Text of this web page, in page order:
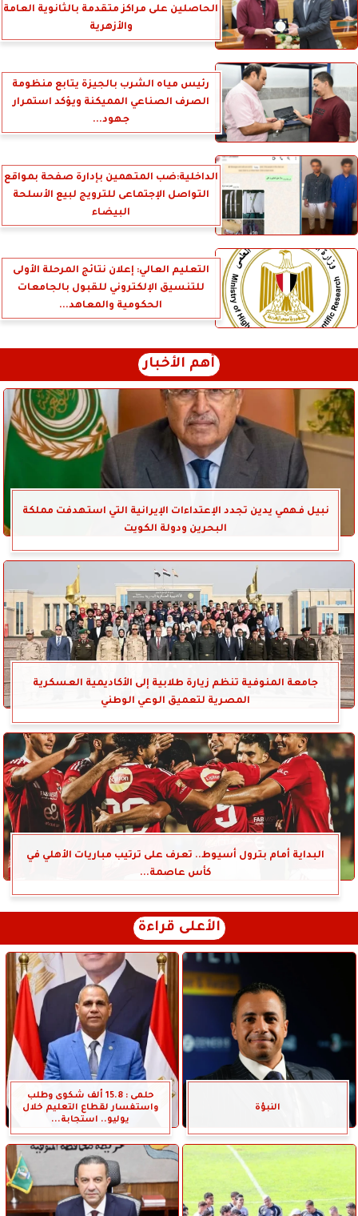
الحاصلين على مراكز متقدمة بالثانوية العامة
والأزهرية
رئيس مياه الشرب بالجيزة يتابع منظومة
الصرف الصناعي المميكنة ويؤكد استمرار
جهود...
الداخلية:ضب المتهمين بإدارة صفحة بمواقع
التواصل الإجتماعى للترويج لبيع الأسلحة
البيضاء
التعليم العالي: إعلان نتائج المرحلة الأولى
للتنسيق الإلكتروني للقبول بالجامعات
الحكومية والمعاهد...
أهم الأخبار
نبيل فهمي يدين تجدد الإعتداءات الإيرانية التي استهدفت مملكة
البحرين ودولة الكويت
جامعة المنوفية تنظم زيارة طلابية إلى الأكاديمية العسكرية
المصرية لتعميق الوعي الوطني
البداية أمام بترول أسيوط.. تعرف على ترتيب مباريات الأهلي في
كأس عاصمة...
الأعلى قراءة
النبؤة
حلمى : 15.8 ألف شكوى وطلب
واستفسار لقطاع التعليم خلال
يوليو.. استجابة...